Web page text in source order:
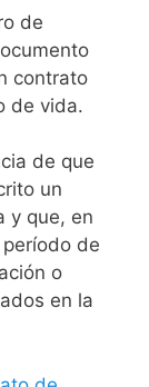
de
contrato
de vida.
de que
un
y que, en
de
o
en la